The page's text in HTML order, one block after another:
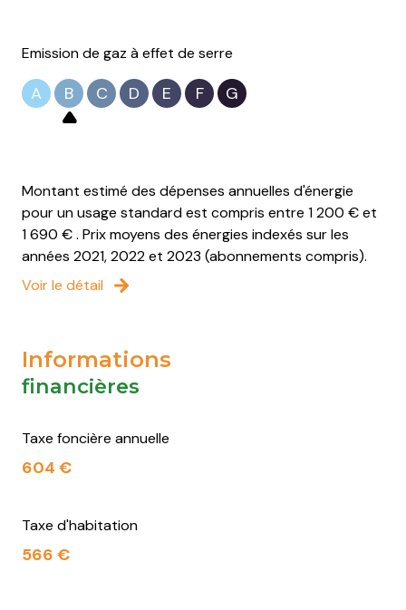
Emission de gaz à effet de serre
A B C D E F G
Montant estimé des dépenses annuelles d'énergie
pour un usage standard est compris entre 1 200 € et
1 690 € . Prix moyens des énergies indexés sur les
années 2021, 2022 et 2023 (abonnements compris).
Voir le détail
Informations
financières
Taxe foncière annuelle
604 €
Taxe d'habitation
566 €